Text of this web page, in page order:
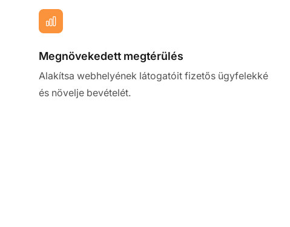
Megnövekedett megtérülés
Alakítsa webhelyének látogatóit fizetős ügyfelekké
és növelje bevételét.